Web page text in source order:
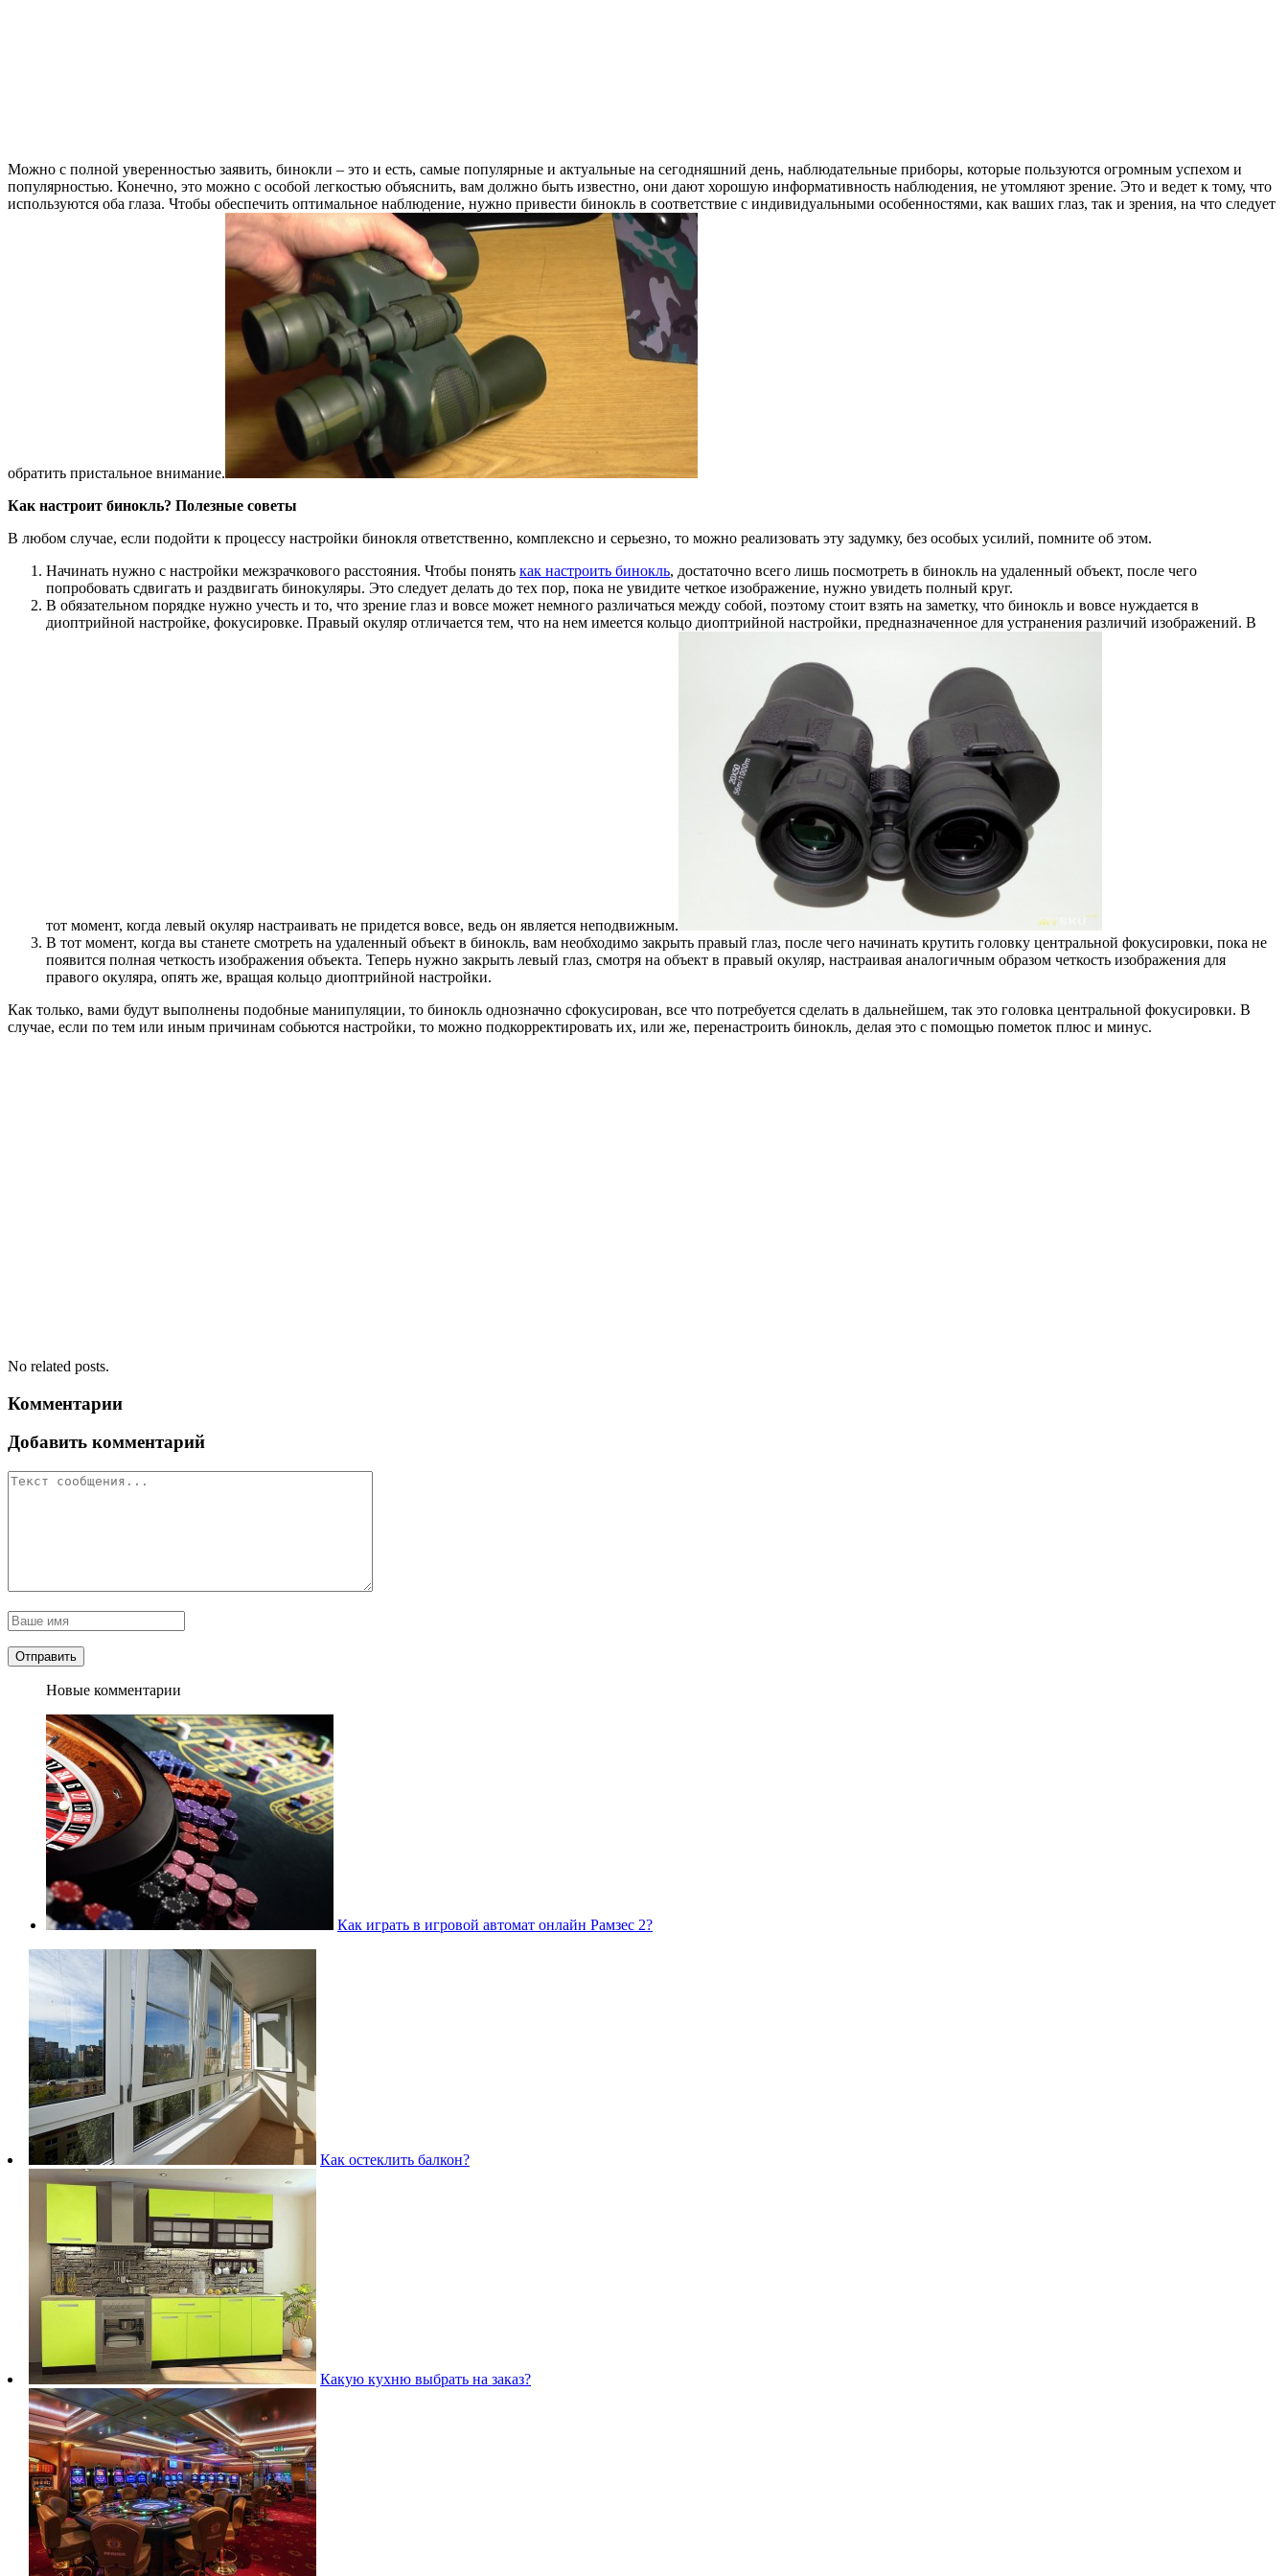
Можно с полной уверенностью заявить, бинокли – это и есть, самые популярные и актуальные на сегодняшний день, наблюдательные приборы, которые пользуются огромным успехом и
популярностью. Конечно, это можно с особой легкостью объяснить, вам должно быть известно, они дают хорошую информативность наблюдения, не утомляют зрение. Это и ведет к тому, что
используются оба глаза. Чтобы обеспечить оптимальное наблюдение, нужно привести бинокль в соответствие с индивидуальными особенностями, как ваших глаз, так и зрения, на что следует
обратить пристальное внимание.
Как настроит бинокль? Полезные советы
В любом случае, если подойти к процессу настройки бинокля ответственно, комплексно и серьезно, то можно реализовать эту задумку, без особых усилий, помните об этом.
Начинать нужно с настройки межзрачкового расстояния. Чтобы понять как настроить бинокль, достаточно всего лишь посмотреть в бинокль на удаленный объект, после чего
попробовать сдвигать и раздвигать бинокуляры. Это следует делать до тех пор, пока не увидите четкое изображение, нужно увидеть полный круг.
В обязательном порядке нужно учесть и то, что зрение глаз и вовсе может немного различаться между собой, поэтому стоит взять на заметку, что бинокль и вовсе нуждается в
диоптрийной настройке, фокусировке. Правый окуляр отличается тем, что на нем имеется кольцо диоптрийной настройки, предназначенное для устранения различий изображений. В
тот момент, когда левый окуляр настраивать не придется вовсе, ведь он является неподвижным.
В тот момент, когда вы станете смотреть на удаленный объект в бинокль, вам необходимо закрыть правый глаз, после чего начинать крутить головку центральной фокусировки, пока не
появится полная четкость изображения объекта. Теперь нужно закрыть левый глаз, смотря на объект в правый окуляр, настраивая аналогичным образом четкость изображения для
правого окуляра, опять же, вращая кольцо диоптрийной настройки.
Как только, вами будут выполнены подобные манипуляции, то бинокль однозначно сфокусирован, все что потребуется сделать в дальнейшем, так это головка центральной фокусировки. В
случае, если по тем или иным причинам собьются настройки, то можно подкорректировать их, или же, перенастроить бинокль, делая это с помощью пометок плюс и минус.
No related posts.
Комментарии
Добавить комментарий
Новые комментарии
Как играть в игровой автомат онлайн Рамзес 2?
Как остеклить балкон?
Какую кухню выбрать на заказ?